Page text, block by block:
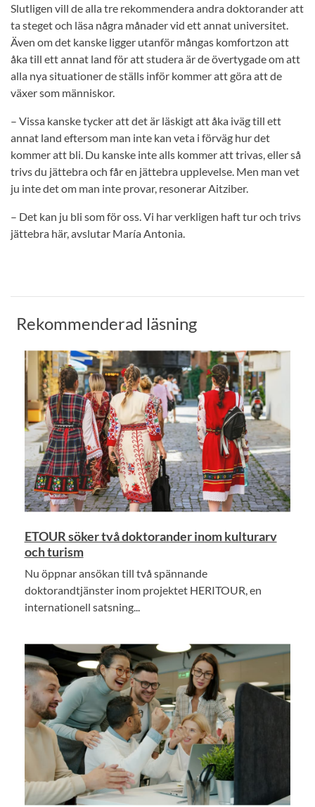
Slutligen vill de alla tre rekommendera andra doktorander att
ta steget och läsa några månader vid ett annat universitet.
Även om det kanske ligger utanför mångas komfortzon att
åka till ett annat land för att studera är de övertygade om att
alla nya situationer de ställs inför kommer att göra att de
växer som människor.
– Vissa kanske tycker att det är läskigt att åka iväg till ett
annat land eftersom man inte kan veta i förväg hur det
kommer att bli. Du kanske inte alls kommer att trivas, eller så
trivs du jättebra och får en jättebra upplevelse. Men man vet
ju inte det om man inte provar, resonerar Aitziber.
– Det kan ju bli som för oss. Vi har verkligen haft tur och trivs
jättebra här, avslutar María Antonia.
Rekommenderad läsning
ETOUR söker två doktorander inom kulturarv
och turism
Nu öppnar ansökan till två spännande
doktorandtjänster inom projektet HERITOUR, en
internationell satsning...